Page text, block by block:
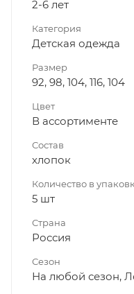
2-6 лет
Категория
Детская одежда
Размер
92, 98, 104, 116, 104
Цвет
В ассортименте
Состав
хлопок
Количество в
5 шт
Страна
Россия
Сезон
На любой сезон,